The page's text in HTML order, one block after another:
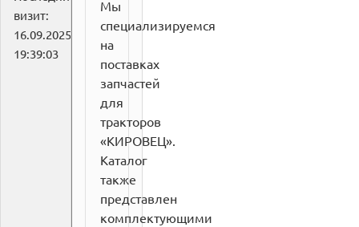
визит:
16.09.2025
19:39:03
Мы
специализируемся
на
поставках
запчастей
для
тракторов
«КИРОВЕЦ».
Каталог
также
представлен
комплектующими